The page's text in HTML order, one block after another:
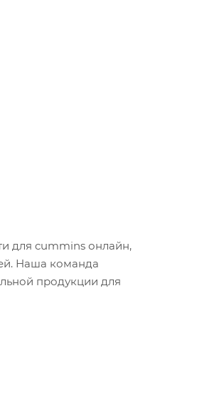
для cummins онлайн,
Наша команда
продукции для